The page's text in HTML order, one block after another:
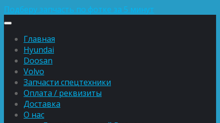
Подберу запчасть по фотке за 5 минут
Главная
Hyundai
Doosan
Volvo
Запчасти спецтехники
Оплата / реквизиты
Доставка
О нас